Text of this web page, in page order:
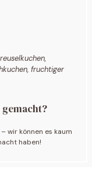
fruchtiger
gemacht?
wir können es kaum
haben!